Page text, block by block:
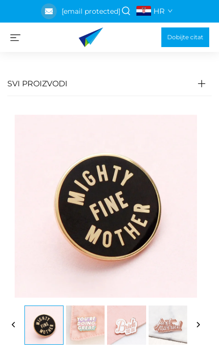
[email protected] HR
Dobijte citat
SVI PROIZVODI